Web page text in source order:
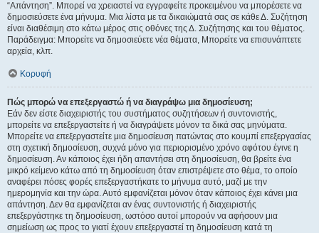
“Απάντηση”. Μπορεί να χρειαστεί να εγγραφείτε προκειμένου να μπορέσετε να
δημοσιεύσετε ένα μήνυμα. Μια λίστα με τα δικαιώματά σας σε κάθε Δ. Συζήτηση
είναι διαθέσιμη στο κάτω μέρος στις οθόνες της Δ. Συζήτησης και του θέματος.
Παράδειγμα: Μπορείτε να δημοσιεύετε νέα θέματα, Μπορείτε να επισυνάπτετε
αρχεία, κλπ.
Κορυφή
Πώς μπορώ να επεξεργαστώ ή να διαγράψω μια δημοσίευση;
Εάν δεν είστε διαχειριστής του συστήματος συζητήσεων ή συντονιστής,
μπορείτε να επεξεργαστείτε ή να διαγράψετε μόνον τα δικά σας μηνύματα.
Μπορείτε να επεξεργαστείτε μια δημοσίευση πατώντας στο κουμπί επεξεργασίας
στη σχετική δημοσίευση, συχνά μόνο για περιορισμένο χρόνο αφότου έγινε η
δημοσίευση. Αν κάποιος έχει ήδη απαντήσει στη δημοσίευση, θα βρείτε ένα
μικρό κείμενο κάτω από τη δημοσίευση όταν επιστρέψετε στο θέμα, το οποίο
αναφέρει πόσες φορές επεξεργαστήκατε το μήνυμα αυτό, μαζί με την
ημερομηνία και την ώρα. Αυτό εμφανίζεται μόνον όταν κάποιος έχει κάνει μια
απάντηση. Δεν θα εμφανίζεται αν ένας συντονιστής ή διαχειριστής
επεξεργάστηκε τη δημοσίευση, ωστόσο αυτοί μπορούν να αφήσουν μια
σημείωση ως προς το γιατί έχουν επεξεργαστεί τη δημοσίευση κατά τη